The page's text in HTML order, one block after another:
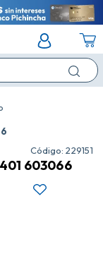
: 229151
603066